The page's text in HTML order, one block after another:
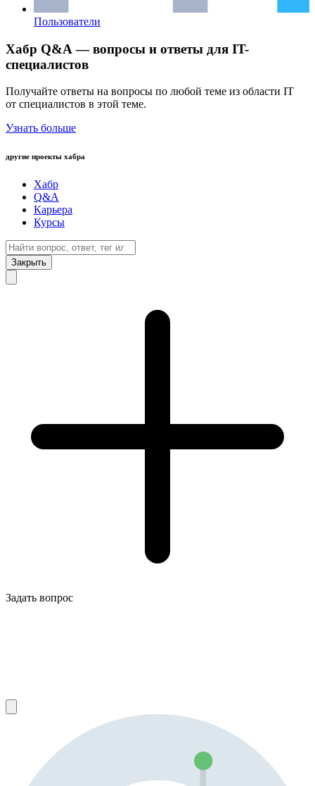
Пользователи
Хабр Q&A — вопросы и ответы для IT-
специалистов
Получайте ответы на вопросы по любой теме из области IT
от специалистов в этой теме.
Узнать больше
другие проекты хабра
Хабр
Q&A
Карьера
Курсы
Закрыть
Задать вопрос